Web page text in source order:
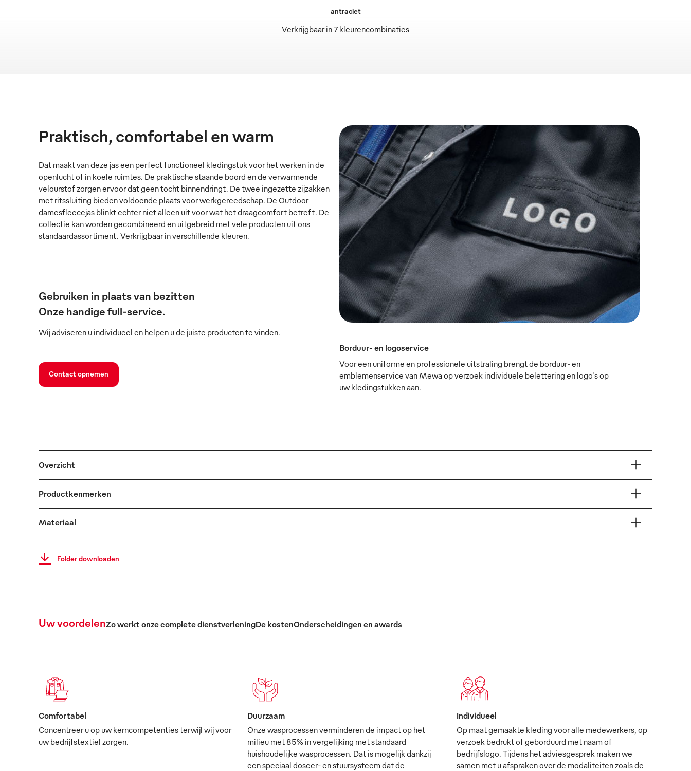
Verkrijgbaar in 7 kleurencombinaties
antraciet
Praktisch, comfortabel en warm
Dat maakt van deze jas een perfect functioneel kledingstuk voor het werken in de
openlucht of in koele ruimtes. De praktische staande boord en de verwarmende
velourstof zorgen ervoor dat geen tocht binnendringt. De twee ingezette zijzakken
met ritssluiting bieden voldoende plaats voor werkgereedschap. De Outdoor
damesfleecejas blinkt echter niet alleen uit voor wat het draagcomfort betreft. De
collectie kan worden gecombineerd en uitgebreid met vele producten uit ons
standaardassortiment. Verkrijgbaar in verschillende kleuren.
Gebruiken in plaats van bezitten
Onze handige full-service.
Wij adviseren u individueel en helpen u de juiste producten te vinden.
Contact opnemen
Borduur- en logoservice
Voor een uniforme en professionele uitstraling brengt de borduur- en
emblemenservice van Mewa op verzoek individuele belettering en logo's op
uw kledingstukken aan.
Overzicht
Productkenmerken
Materiaal
Folder downloaden
Uw voordelenZo werkt onze complete dienstverleningDe kostenOnderscheidingen en awards
Comfortabel
Concentreer u op uw kerncompetenties terwijl wij voor
uw bedrijfstextiel zorgen.
Duurzaam
Onze wasprocessen verminderen de impact op het
milieu met 85% in vergelijking met standaard
huishoudelijke wasprocessen. Dat is mogelijk dankzij
een speciaal doseer- en stuursysteem dat de
Individueel
Op maat gemaakte kleding voor alle medewerkers, op
verzoek bedrukt of geborduurd met naam of
bedrijfslogo. Tijdens het adviesgesprek maken we
samen met u afspraken over de modaliteiten zoals de